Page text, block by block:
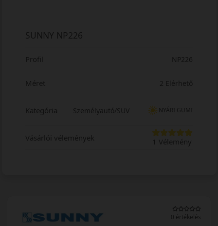
SUNNY NP226
Profil NP226
Méret 2 Elérhető
Kategória Személyautó/SUV NYÁRI GUMI
Vásárlói vélemények 1 Vélemény
0 értékelés